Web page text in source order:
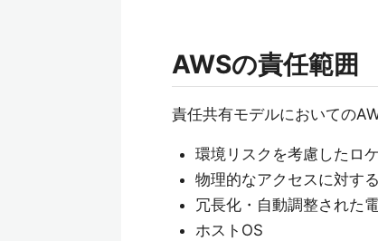
AWSの責任範囲
責任共有モデルにおいての
環境リスクを考慮したロ
物理的なアクセスに対す
冗長化・自動調整された
ホストOS